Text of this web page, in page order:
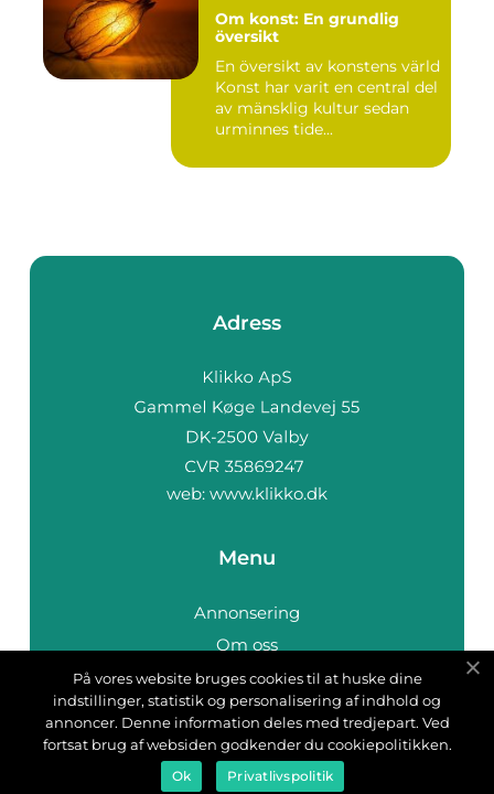
Om konst: En grundlig
översikt
En översikt av konstens värld
Konst har varit en central del
av mänsklig kultur sedan
urminnes tide...
Adress
web: www.klikko.dk
Menu
Annonsering
Om oss
Cookies
Kontakta oss
Sitemap
På vores website bruges cookies til at huske dine
indstillinger, statistik og personalisering af indhold og
annoncer. Denne information deles med tredjepart. Ved
fortsat brug af websiden godkender du cookiepolitikken.
Ok Privatlivspolitik